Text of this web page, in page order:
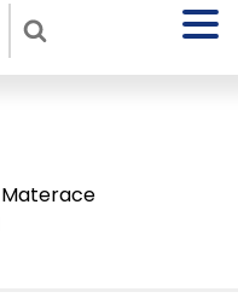
Materace